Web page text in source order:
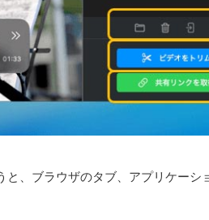
、ブラウザのタブ、アプリケーシ